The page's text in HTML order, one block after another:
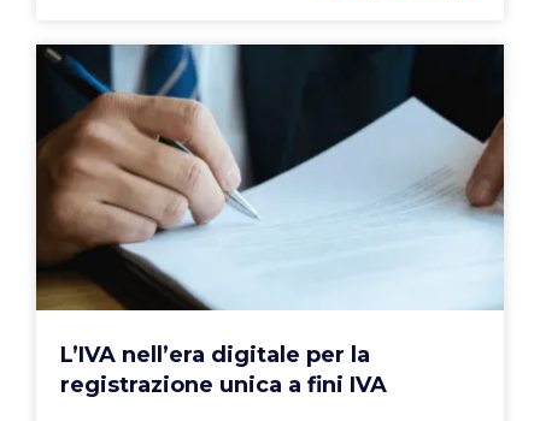
L’IVA nell’era digitale per la
registrazione unica a fini IVA